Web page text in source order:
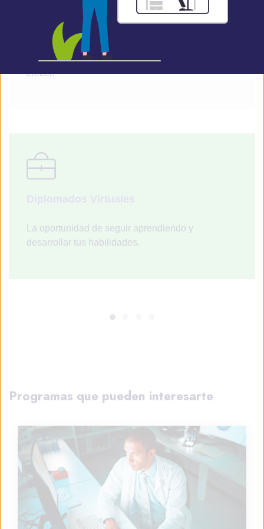
geográficas o de horario. Gracias a las
posibilidades que ofrece la tecnología, aprender
ya no depende de estar en un aula, sino de tener
la motivación y las herramientas para explorar y
crecer.
Diplomados Virtuales
La oportunidad de seguir aprendiendo y
desarrollar tus habilidades.
Programas que pueden interesarte